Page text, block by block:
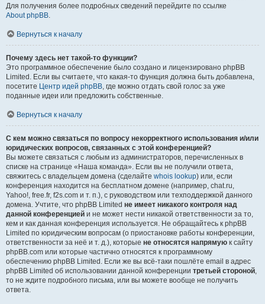
Для получения более подробных сведений перейдите по ссылке
About phpBB.
Вернуться к началу
Почему здесь нет такой-то функции?
Это программное обеспечение было создано и лицензировано phpBB
Limited. Если вы считаете, что какая-то функция должна быть добавлена,
посетите Центр идей phpBB, где можно отдать свой голос за уже
поданные идеи или предложить собственные.
Вернуться к началу
С кем можно связаться по вопросу некорректного использования и/или
юридических вопросов, связанных с этой конференцией?
Вы можете связаться с любым из администраторов, перечисленных в
списке на странице «Наша команда». Если вы не получили ответа,
свяжитесь с владельцем домена (сделайте whois lookup) или, если
конференция находится на бесплатном домене (например, chat.ru,
Yahoo!, free.fr, f2s.com и т. п.), с руководством или техподдержкой данного
домена. Учтите, что phpBB Limited не имеет никакого контроля над
данной конференцией и не может нести никакой ответственности за то,
кем и как данная конференция используется. Не обращайтесь к phpBB
Limited по юридическим вопросам (о приостановке работы конференции,
ответственности за неё и т. д.), которые не относятся напрямую к сайту
phpBB.com или которые частично относятся к программному
обеспечению phpBB Limited. Если же вы всё-таки пошлёте email в адрес
phpBB Limited об использовании данной конференции третьей стороной,
то не ждите подробного письма, или вы можете вообще не получить
ответа.